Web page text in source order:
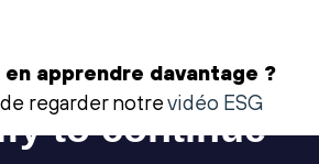
apprendre davantage ?
regarder notrevidéo ESG